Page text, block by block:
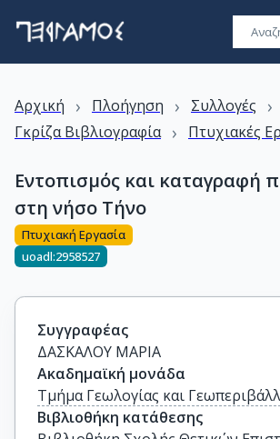
Αρχική › Πλοήγηση › Συλλογές ›
Γκρίζα Βιβλιογραφία › Πτυχιακές
Εντοπισμός και καταγραφή
στη νήσο Τήνο
Πτυχιακή Εργασία
uoadl:2958527
Συγγραφέας
ΔΑΣΚΑΛΟΥ ΜΑΡΙΑ
Ακαδημαϊκή μονάδα
Τμήμα Γεωλογίας και
Βιβλιοθήκη κατάθεσης